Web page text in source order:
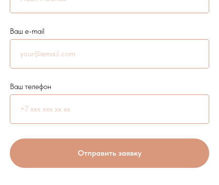
Ваш e-mail
Ваш телефон
Отправить заявку